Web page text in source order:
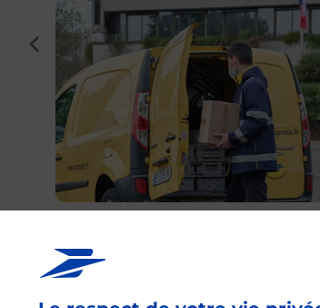
Vous souhaitez envoyer un colis depuis :